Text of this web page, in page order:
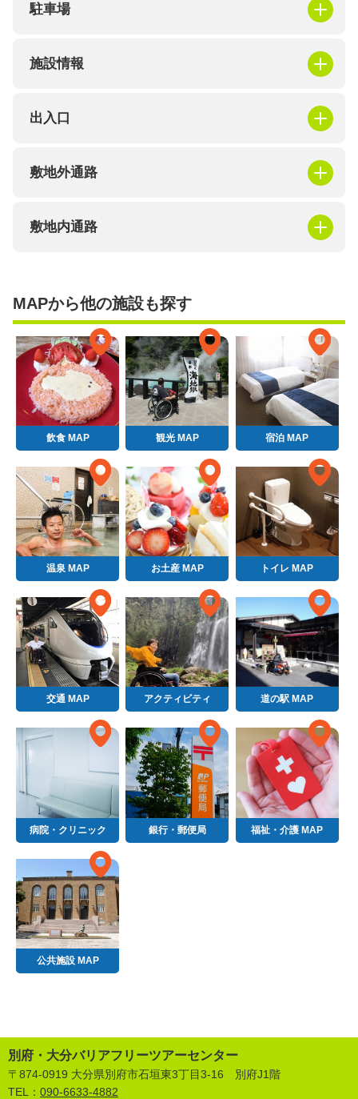
駐車場
施設情報
出入口
敷地外通路
敷地内通路
MAPから他の施設も探す
飲食 MAP 観光 MAP 宿泊 MAP
温泉 MAP お土産 MAP トイレ MAP
交通 MAP アクティビティ 道の駅 MAP
病院・クリニック 銀行・郵便局 福祉・介護 MAP
公共施設 MAP
別府・大分バリアフリーツアーセンター
〒874-0919 大分県別府市石垣東3丁目3-16 別府J1階
TEL： 090-6633-4882